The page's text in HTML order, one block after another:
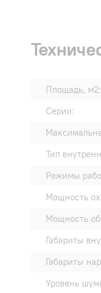
Площадь, м2:
Серии:
Тип
Режимы
Мощность
Мощность
Габариты
Габариты
Уровень